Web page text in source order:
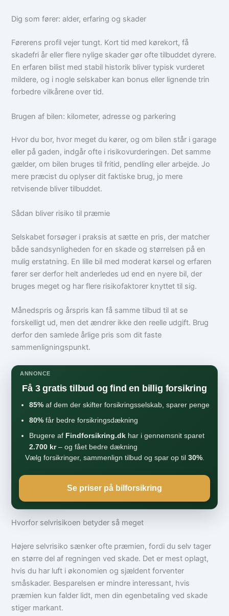
Dig som fører: alder, erfaring og skader
Førerens profil vejer tungt. Kort tid med kørekort, få
skadefri år eller flere nylige skader gør ofte tilbuddet dyrere.
En erfaren bilist med stabil historik bliver typisk vurderet
mildere, og i nogle selskaber kan bonus eller lignende trin
forbedre vilkårene over tid.
Brugen af bilen: kilometer, adresse og parkering
Hvor du bor, hvor meget du kører, og om bilen står i garage
eller på gaden, indgår ofte i risikovurderingen. Det samme
gælder, om bilen bruges til fritid, pendling eller arbejde. Jo
mere præcist du oplyser dit faktiske brug, jo mere
retvisende bliver tilbuddet.
Sådan bliver risiko til præmie
Selskabet forsøger i praksis at sætte en pris, der matcher
både sandsynligheden for en skade og størrelsen på en
mulig erstatning. En lille bil med moderat kørsel og erfaren
fører ser derfor helt anderledes ud end en nyere bil, der
bruges meget og har flere risikofaktorer knyttet til sig.
Månedspris og årspris kan få samme tilbud til at se
forskelligt ud, men det ændrer ikke den reelle udgift. Brug
derfor den samlede årlige pris som dit faste
sammenligningspunkt.
ANNONCE
Få 3 gratis tilbud og find en billig forsikring
85% af dem der skifter forsikringsselskab, sparer penge
80% får bedre forsikringsdækning
Brugere af Findforsikring.dk har i gennemsnit sparet
2.700 kr– og fået bedre dækning
Vælg forsikringer, sammenlign tilbud og spar op til 30%.
Se priser på bilforsikring
Hvorfor selvrisikoen betyder så meget
Højere selvrisiko sænker ofte præmien, fordi du selv tager
en større del af regningen ved skade. Det er mest oplagt,
hvis du har luft i økonomien og sjældent forventer
småskader. Besparelsen er mindre interessant, hvis
præmien kun falder lidt, men din egenbetaling ved skade
stiger markant.